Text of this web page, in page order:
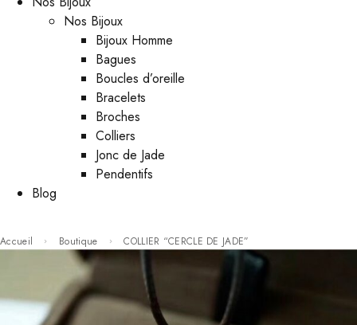
Nos Bijoux
Bijoux Homme
Bagues
Boucles d’oreille
Bracelets
Broches
Colliers
Jonc de Jade
Pendentifs
Blog
Accueil Boutique COLLIER “CERCLE DE JADE”